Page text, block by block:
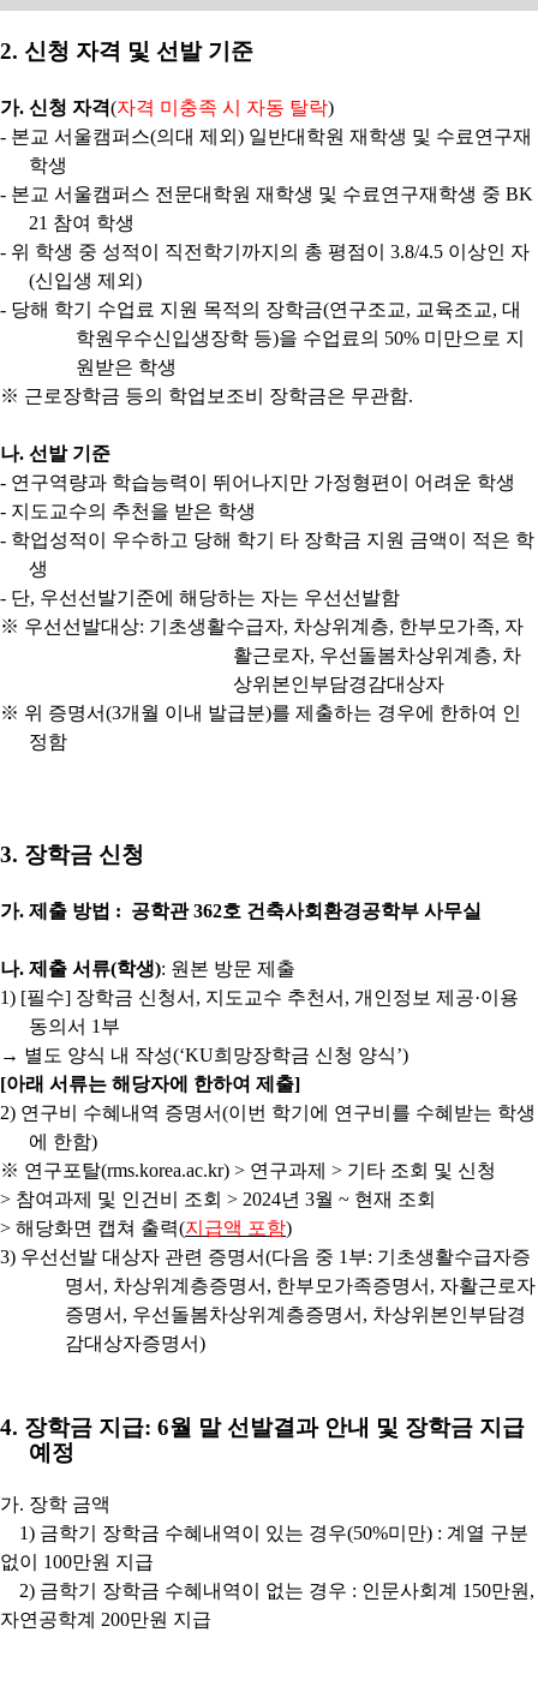
2. 신청 자격 및 선발 기준
가. 신청 자격(자격 미충족 시 자동 탈락)
- 본교 서울캠퍼스(의대 제외 ) 일반대학원 재학생 및 수료연구재
학생
- 본교 서울캠퍼스 전문대학원 재학생 및 수료연구재학생 중 BK
21 참여 학생
- 위 학생 중 성적이 직전학기까지의 총 평점이 3.8/4.5 이상인 자
(신입생 제외 )
- 당해 학기 수업료 지원 목적의 장학금(연구조교, 교육조교, 대
학원우수신입생장학 등)을 수업료의 50% 미만으로 지
원받은 학생
※ 근로장학금 등의 학업보조비 장학금은 무관함.
나. 선발 기준
- 연구역량과 학습능력이 뛰어나지만 가정형편이 어려운 학생
- 지도교수의 추천을 받은 학생
- 학업성적이 우수하고 당해 학기 타 장학금 지원 금액이 적은 학
생
- 단, 우선선발기준에 해당하는 자는 우선선발함
※ 우선선발대상: 기초생활수급자, 차상위계층, 한부모가족, 자
활근로자, 우선돌봄차상위계층, 차
상위본인부담경감대상자
※ 위 증명서(3개월 이내 발급분)를 제출하는 경우에 한하여 인
정함
3. 장학금 신청
가. 제출 방법 : 공학관 362호 건축사회환경공학부 사무실
나. 제출 서류(학생): 원본 방문 제출
1) [필수] 장학금 신청서 , 지도교수 추천서 , 개인정보 제공·이용
동의서 1 부
→ 별도 양식 내 작성(‘KU희망장학금 신청 양식’)
[아래 서류는 해당자에 한하여 제출]
2) 연구비 수혜내역 증명서(이번 학기에 연구비를 수혜받는 학생
에 한함)
※ 연구포탈(rms.korea.ac.kr) > 연구과제 > 기타 조회 및 신청
> 참여과제 및 인건비 조회 > 2024년 3월 ~ 현재 조회
> 해당화면 캡쳐 출력(지급액 포함)
3) 우선선발 대상자 관련 증명서(다음 중 1 부: 기초생활수급자증
명서 , 차상위계층증명서 , 한부모가족증명서 , 자활근로자
증명서 , 우선돌봄차상위계층증명서 , 차상위본인부담경
감대상자증명서)
4. 장학금 지급: 6월 말 선발결과 안내 및 장학금 지급
예정
가. 장학 금액
1) 금학기 장학금 수혜내역이 있는 경우(50%미만) : 계열 구분
없이 100만원 지급
2) 금학기 장학금 수혜내역이 없는 경우 : 인문사회계 150만원,
자연공학계 200만원 지급